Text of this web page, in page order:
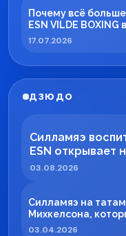
Почему всё
ESN VILDE
17.07.2026
ДЗЮДО
Силламяэ
ESN открывает
03.08.2026
Силламяэ на
Михкелсона,
регионе
03.04.2026